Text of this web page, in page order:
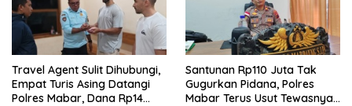
Travel Agent Sulit Dihubungi,
Empat Turis Asing Datangi
Polres Mabar, Dana Rp14
Santunan Rp110 Juta Tak
Gugurkan Pidana, Polres
Mabar Terus Usut Tewasnya